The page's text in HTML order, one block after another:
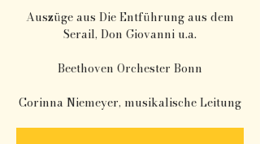
Auszüge aus Die Entführung aus dem
Serail, Don Giovanni u.a.
Beethoven Orchester Bonn
Corinna Niemeyer, musikalische Leitung